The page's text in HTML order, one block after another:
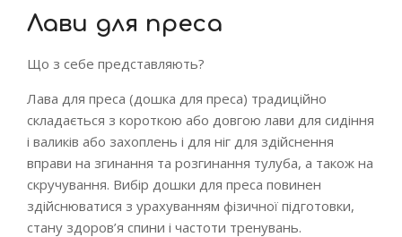
Лави для преса
Що з себе представляють?
Лава для преса (дошка для преса) традиційно
складається з короткою або довгою лави для сидіння
і валиків або захоплень і для ніг для здійснення
вправи на згинання та розгинання тулуба, а також на
скручування. Вибір дошки для преса повинен
здійснюватися з урахуванням фізичної підготовки,
стану здоров’я спини і частоти тренувань.